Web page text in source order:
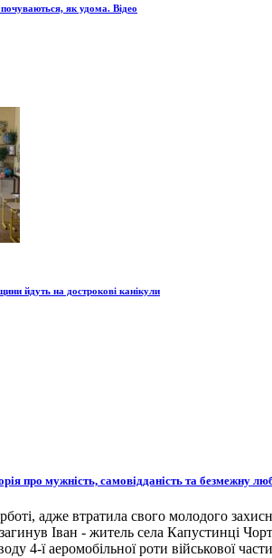
як удома. Відео
йдуть на дострокові канікули
про мужність, самовідданість та безмежну
адже втратила свого молодого
Іван - житель села Капустинці
4-ї аеромобільної роти військової